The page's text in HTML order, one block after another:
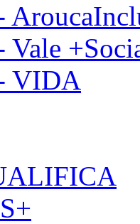
Vale
VIDA